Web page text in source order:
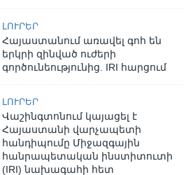
ԼՈՒՐԵՐ
Հայաստանում առավել գոհ են
երկրի զինված ուժերի
գործունեությունից. IRI հարցում
ԼՈՒՐԵՐ
Վաշինգտոնում կայացել է
Հայաստանի վարչապետի
հանդիպումը Միջազգային
հանրապետական ինստիտուտի
(IRI) նախագահի հետ